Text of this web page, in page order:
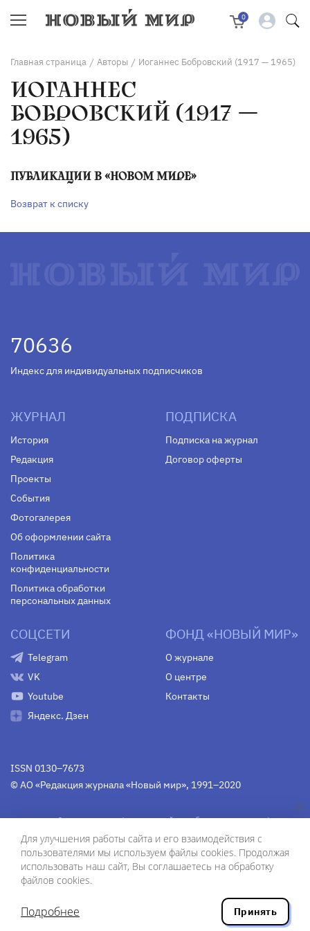
0
Главная страница / Авторы / Иоганнес Бобровский (1917 — 1965)
ИОГАННЕС
БОБРОВСКИЙ (1917 —
1965)
ПУБЛИКАЦИИ В «НОВОМ МИРЕ»
Возврат к списку
70636
Индекс для индивидуальных подписчиков
ЖУРНАЛ
История
Редакция
Проекты
События
Фотогалерея
Об оформлении сайта
Политика
конфиденциальности
Политика обработки
персональных данных
ПОДПИСКА
Подписка на журнал
Договор оферты
СОЦСЕТИ
Telegram
VK
Youtube
Яндекс. Дзен
ФОНД «НОВЫЙ МИР»
О журнале
О центре
Контакты
ISSN 0130–7673
© АО «Редакция журнала «Новый мир», 1991–2020
Свидетельство Федеральной службы по надзору в сфере
коммуникаций средства массовой информации
(Роскомнадзор)ПИ № Фс 77-75754 от 13 июня 2019 г.
Разработка сайта — ООО «Инфодизайн»
Для улучшения работы сайта и его взаимодействия с
пользователями мы используем файлы cookies. Продолжая
использовать наш сайт, Вы соглашаетесь на обработку
файлов cookies.
Подробнее Принять